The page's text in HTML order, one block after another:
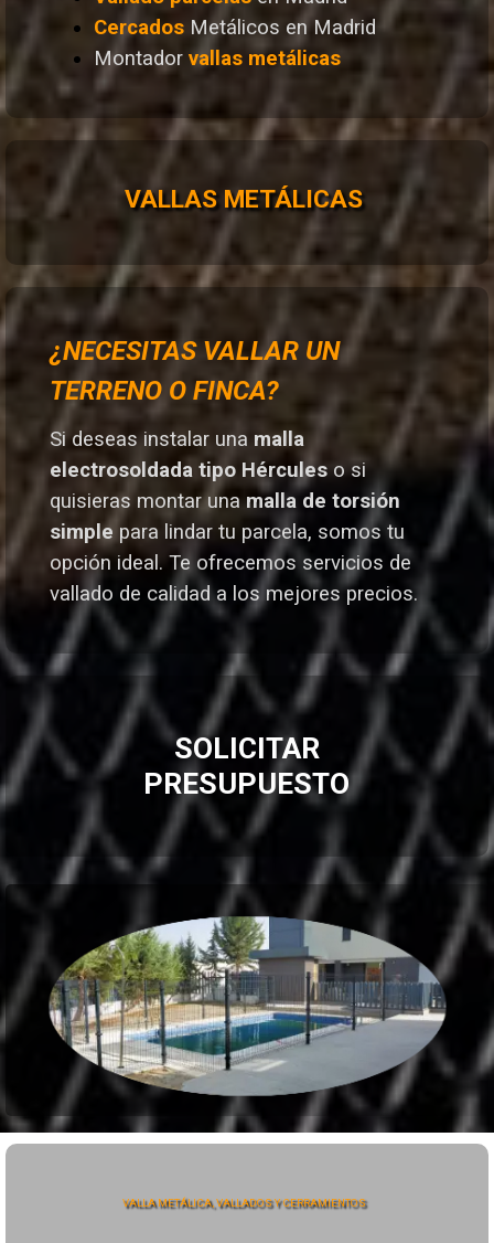
Cercados Metálicos en Madrid
Montador vallas metálicas
VALLAS METÁLICAS
¿NECESITAS VALLAR UN
TERRENO O FINCA?
Si deseas instalar una malla
electrosoldada tipo Hércules o si
quisieras montar unamalla de torsión
simple para lindar tu parcela, somos tu
opción ideal. Te ofrecemos servicios de
vallado de calidad a los mejores precios.
SOLICITAR
PRESUPUESTO
VALLA METÁLICA, VALLADOS Y CERRAMIENTOS